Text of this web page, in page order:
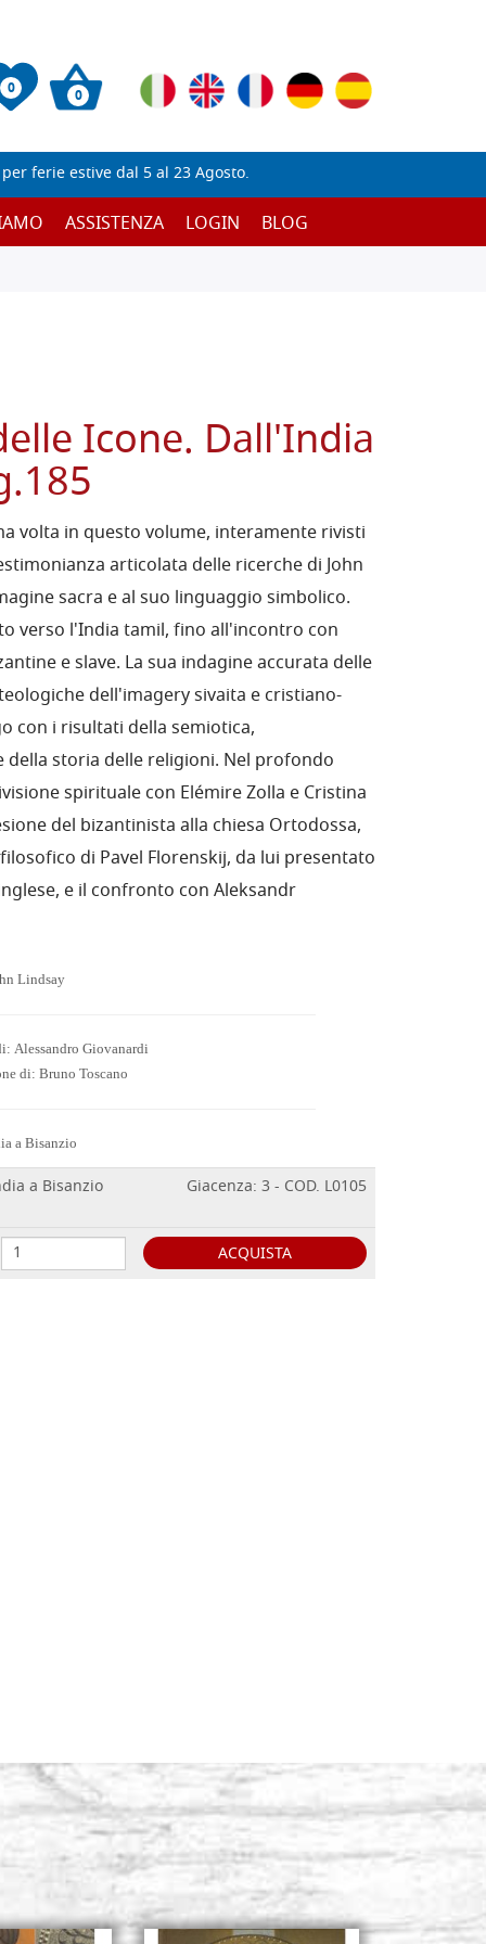
0 0
ferie estive dal 5 al 23 Agosto.
ASSISTENZA LOGIN BLOG
Icone. Dall'India
volta in questo volume, interamente rivisti
articolata delle ricerche di John
sacra e al suo linguaggio simbolico.
verso l'India tamil, fino all'incontro con
e slave. La sua indagine accurata delle
dell'imagery sivaita e cristiano-
con i risultati della semiotica,
storia delle religioni. Nel profondo
spirituale con Elémire Zolla e Cristina
del bizantinista alla chiesa Ortodossa,
di Pavel Florenskij, da lui presentato
e il confronto con Aleksandr
Lindsay
Alessandro Giovanardi
di: Bruno Toscano
a Bisanzio
a Bisanzio
Giacenza: 3 - COD. L0105
ACQUISTA